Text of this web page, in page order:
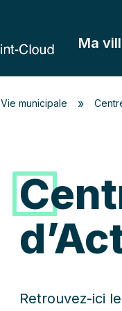
Ma
Vie municipale »
Retrouvez-ici